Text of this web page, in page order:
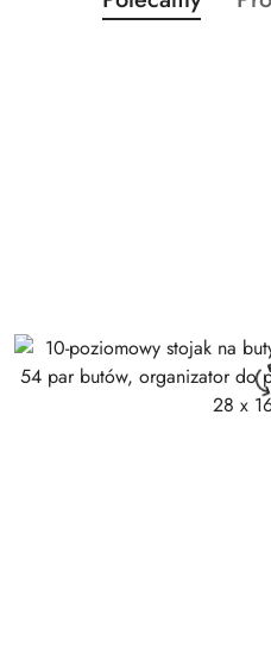
Pomiń karuzelę
o